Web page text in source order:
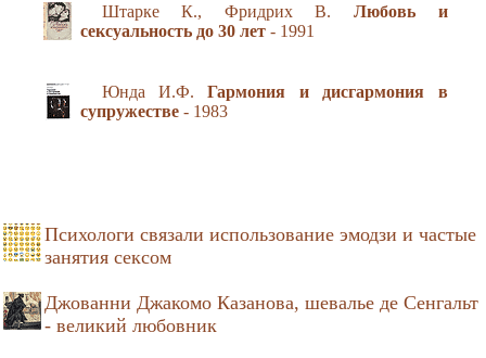
Штарке К., Фридрих В. Любовь и
сексуальность до 30 лет- 1991
Юнда И.Ф.Гармония и дисгармония в
супружестве- 1983
Психологи связали использование эмодзи и частые
занятия сексом
Джованни Джакомо Казанова, шевалье де Сенгальт
- великий любовник